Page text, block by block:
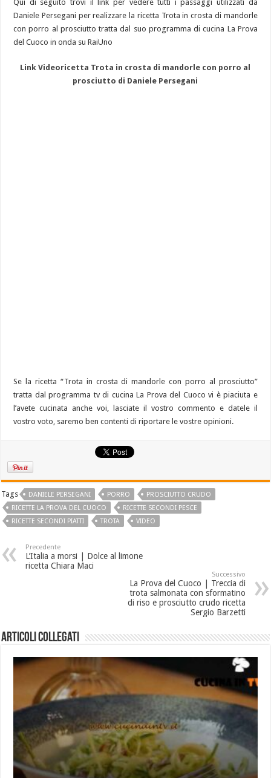
Qui di seguito trovi il link per vedere tutti i passaggi utilizzati da
Daniele Persegani per realizzare la ricetta Trota in crosta di mandorle
con porro al prosciutto tratta dal suo programma di cucina La Prova
del Cuoco in onda su RaiUno
Link Videoricetta Trota in crosta di mandorle con porro al
prosciutto di Daniele Persegani
Se la ricetta “Trota in crosta di mandorle con porro al prosciutto”
tratta dal programma tv di cucina La Prova del Cuoco vi è piaciuta e
l’avete cucinata anche voi, lasciate il vostro commento e datele il
vostro voto, saremo ben contenti di riportare le vostre opinioni.
Tags DANIELE PERSEGANI PORRO
PROSCIUTTO CRUDO
RICETTE LA PROVA DEL CUOCO
RICETTE SECONDI PESCE
RICETTE SECONDI PIATTI
TROTA VIDEO
Precedente
L’Italia a morsi | Dolce al limone
ricetta Chiara Maci
Successivo
La Prova del Cuoco | Treccia di
trota salmonata con sformatino
di riso e prosciutto crudo ricetta
Sergio Barzetti
Articoli collegati